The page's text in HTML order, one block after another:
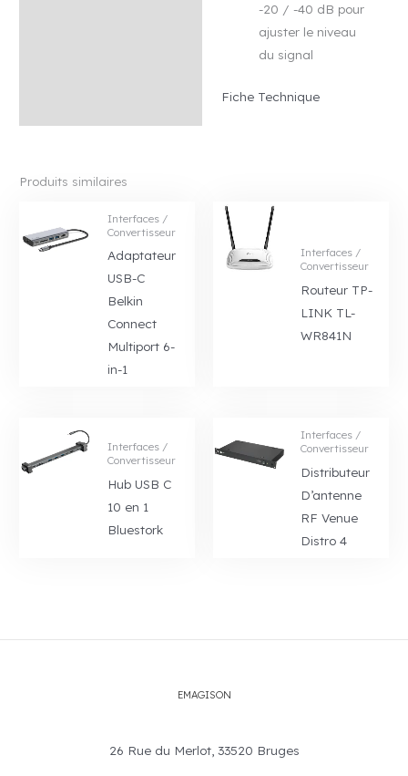
-20 / -40 dB pour
ajuster le niveau
du signal
Fiche Technique
Produits similaires
Interfaces /
Convertisseur
Adaptateur
USB-C
Belkin
Connect
Multiport 6-
in-1
Interfaces /
Convertisseur
Routeur TP-
LINK TL-
WR841N
Interfaces /
Convertisseur
Hub USB C
10 en 1
Bluestork
Interfaces /
Convertisseur
Distributeur
D’antenne
RF Venue
Distro 4
EMAGISON
26 Rue du Merlot, 33520 Bruges